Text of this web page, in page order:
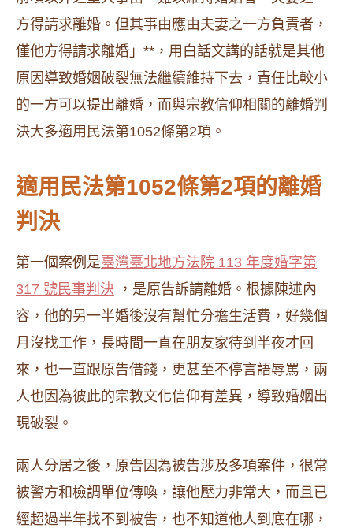
方得請求離婚。但其事由應由夫妻之一方負責者，
僅他方得請求離婚」**，用白話文講的話就是其他
原因導致婚姻破裂無法繼續維持下去，責任比較小
的一方可以提出離婚，而與宗教信仰相關的離婚判
決大多適用民法第1052條第2項。
適用民法第1052條第2項的離婚
判決
第一個案例是臺灣臺北地方法院 113 年度婚字第
317 號民事判決 ，是原告訴請離婚。根據陳述內
容，他的另一半婚後沒有幫忙分擔生活費，好幾個
月沒找工作，長時間一直在朋友家待到半夜才回
來，也一直跟原告借錢，更甚至不停言語辱罵，兩
人也因為彼此的宗教文化信仰有差異，導致婚姻出
現破裂。
兩人分居之後，原告因為被告涉及多項案件，很常
被警方和檢調單位傳喚，讓他壓力非常大，而且已
經超過半年找不到被告，也不知道他人到底在哪，